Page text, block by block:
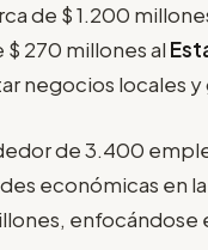
de $ 1.200
270 millones al
negocios locales
de 3.400
económicas en